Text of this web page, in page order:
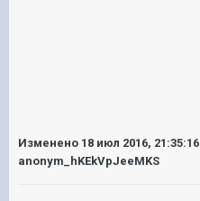
Изменено 18 июл 2016, 21:35:16
anonym_hKEkVpJeeMKS